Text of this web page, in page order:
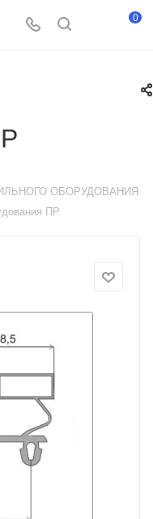
0
ОБОРУДОВАНИЯ
ПР